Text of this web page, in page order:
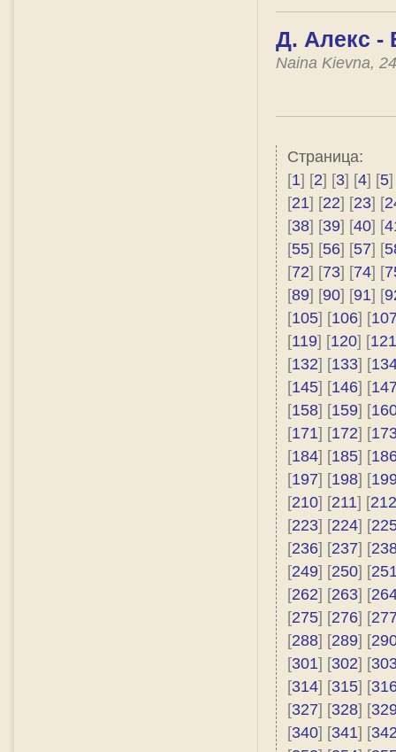
Д. Алекс -
Naina Kievna,
Страница:
[1] [2] [3] [4] [5]
[21] [22] [23] [
[38] [39] [40] [
[55] [56] [57] [
[72] [73] [74] [
[89] [90] [91] [
[105] [106] [
[119] [120] [121
[132] [133] [
[145] [146] [
[158] [159] [
[171] [172] [
[184] [185] [
[197] [198] [
[210] [211] [212
[223] [224] [
[236] [237] [
[249] [250] [
[262] [263] [
[275] [276] [
[288] [289] [
[301] [302] [
[314] [315] [
[327] [328] [
[340] [341] [